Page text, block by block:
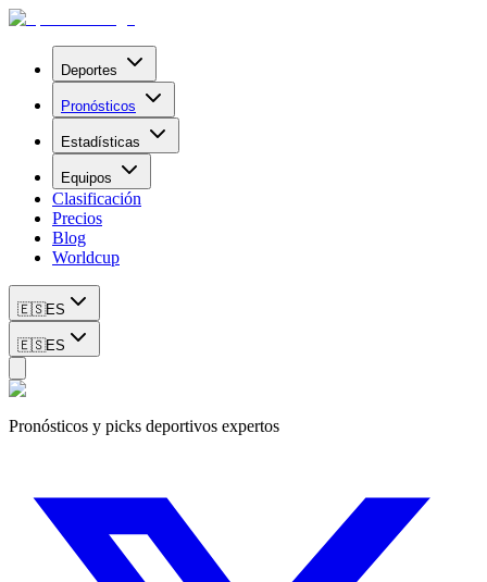
Deportes
Pronósticos
Estadísticas
Equipos
Clasificación
Precios
Blog
Worldcup
🇪🇸ES
🇪🇸ES
Pronósticos y picks deportivos expertos